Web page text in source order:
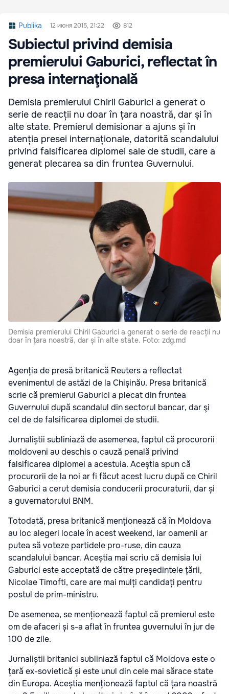
Publika 12 июня 2015, 21:22 812
Subiectul privind demisia
premierului Gaburici, reflectat în
presa internaţională
Demisia premierului Chiril Gaburici a generat o
serie de reacții nu doar în țara noastră, dar și în
alte state. Premierul demisionar a ajuns și în
atenția presei internaționale, datorită scandalului
privind falsificarea diplomei sale de studii, care a
generat plecarea sa din fruntea Guvernului.
Demisia premierului Chiril Gaburici a generat o serie de reacții nu
doar în țara noastră, dar și în alte state. Foto: zdg.md
Agenția de presă britanică Reuters a reflectat
evenimentul de astăzi de la Chișinău. Presa britanică
scrie că premierul Gaburici a plecat din fruntea
Guvernului după scandalul din sectorul bancar, dar şi
cel de de falsificarea diplomei de studii.
Jurnaliștii subliniază de asemenea, faptul că procurorii
moldoveni au deschis o cauză penală privind
falsificarea diplomei a acestuia. Aceștia spun că
procurorii de la noi ar fi făcut acest lucru după ce Chiril
Gaburici a cerut demisia conducerii procuraturii, dar și
a guvernatorului BNM.
Totodată, presa britanică menționează că în Moldova
au loc alegeri locale în acest weekend, iar oamenii ar
putea să voteze partidele pro-ruse, din cauza
scandalului bancar. Aceștia mai scriu că demisia lui
Gaburici este acceptată de către președintele țării,
Nicolae Timofti, care are mai mulți candidați pentru
postul de prim-ministru.
De asemenea, se menționează faptul că premierul este
om de afaceri și s-a aflat în fruntea guvernului în jur de
100 de zile.
Jurnaliștii britanici subliniază faptul că Moldova este o
țară ex-sovietică și este unul din cele mai sărace state
din Europa. Aceștia menționează faptul că țara noastră